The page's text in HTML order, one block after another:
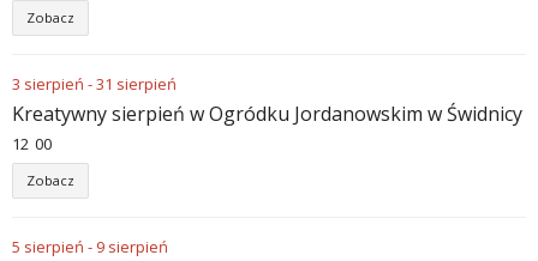
Zobacz
3 sierpień -31 sierpień
Kreatywny sierpień w Ogródku Jordanowskim w Świdnicy
12 00
Zobacz
5 sierpień - 9 sierpień